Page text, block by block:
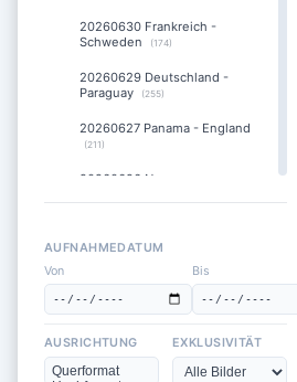
20260630 Frankreich -
Schweden
(174)
20260629 Deutschland -
Paraguay
(255)
20260627 Panama - England
(211)
20260626 Norwegen -
Deutschland
20260624 Deutsche Fans
am Times Square
(17)
(195)
AUFNAHMEDATUM
Von
Bis
AUSRICHTUNG EXKLUSIVITÄT